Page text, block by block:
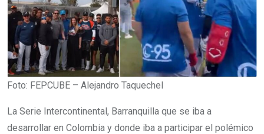
Foto: FEPCUBE – Alejandro Taquechel
La Serie Intercontinental, Barranquilla que se iba a
desarrollar en Colombia y donde iba a participar el polémico